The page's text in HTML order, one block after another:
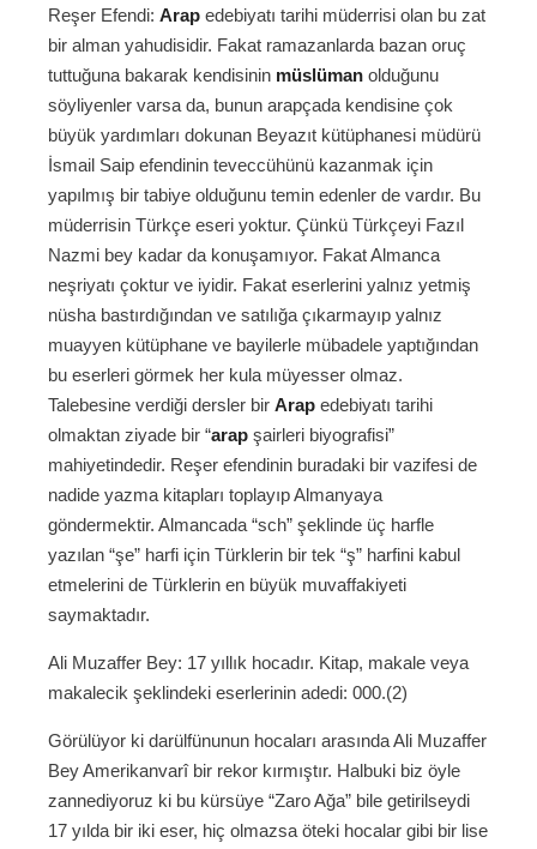
Reşer Efendi: Arap edebiyatı tarihi müderrisi olan bu zat
bir alman yahudisidir. Fakat ramazanlarda bazan oruç
tuttuğuna bakarak kendisinin müslüman olduğunu
söyliyenler varsa da, bunun arapçada kendisine çok
büyük yardımları dokunan Beyazıt kütüphanesi müdürü
İsmail Saip efendinin teveccühünü kazanmak için
yapılmış bir tabiye olduğunu temin edenler de vardır. Bu
müderrisin Türkçe eseri yoktur. Çünkü Türkçeyi Fazıl
Nazmi bey kadar da konuşamıyor. Fakat Almanca
neşriyatı çoktur ve iyidir. Fakat eserlerini yalnız yetmiş
nüsha bastırdığından ve satılığa çıkarmayıp yalnız
muayyen kütüphane ve bayilerle mübadele yaptığından
bu eserleri görmek her kula müyesser olmaz.
Talebesine verdiği dersler bir Arap edebiyatı tarihi
olmaktan ziyade bir “arap şairleri biyografisi”
mahiyetindedir. Reşer efendinin buradaki bir vazifesi de
nadide yazma kitapları toplayıp Almanyaya
göndermektir. Almancada “sch” şeklinde üç harfle
yazılan “şe” harfi için Türklerin bir tek “ş” harfini kabul
etmelerini de Türklerin en büyük muvaffakiyeti
saymaktadır.
Ali Muzaffer Bey: 17 yıllık hocadır. Kitap, makale veya
makalecik şeklindeki eserlerinin adedi: 000.(2)
Görülüyor ki darülfünunun hocaları arasında Ali Muzaffer
Bey Amerikanvarî bir rekor kırmıştır. Halbuki biz öyle
zannediyoruz ki bu kürsüye “Zaro Ağa” bile getirilseydi
17 yılda bir iki eser, hiç olmazsa öteki hocalar gibi bir lise